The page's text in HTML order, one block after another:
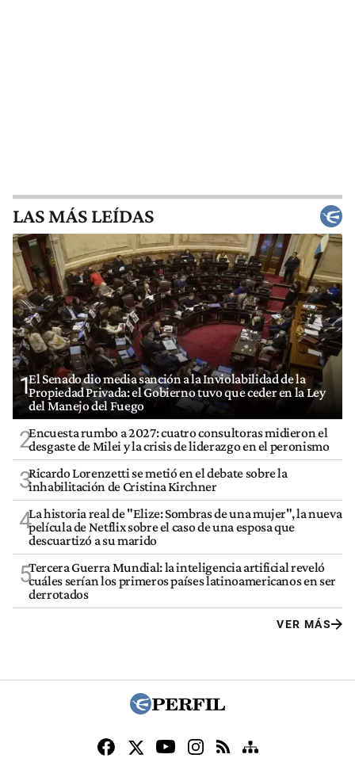
LAS MÁS LEÍDAS
1El Senado dio media sanción a la Inviolabilidad de la
Propiedad Privada: el Gobierno tuvo que ceder en la Ley
del Manejo del Fuego
2Encuesta rumbo a 2027: cuatro consultoras midieron el
desgaste de Milei y la crisis de liderazgo en el peronismo
3Ricardo Lorenzetti se metió en el debate sobre la
inhabilitación de Cristina Kirchner
4La historia real de "Elize: Sombras de una mujer", la nueva
película de Netflix sobre el caso de una esposa que
descuartizó a su marido
5Tercera Guerra Mundial: la inteligencia artificial reveló
cuáles serían los primeros países latinoamericanos en ser
derrotados
VER MÁS